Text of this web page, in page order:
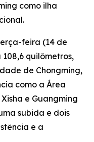
como ilha
feira (14 de
quilômetros,
de Chongming,
como a Área
e Guangming
subida e dois
e a